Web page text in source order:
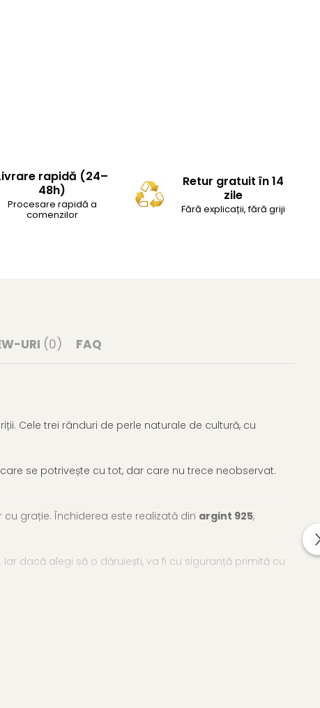
rapidă (24–
48h)
Procesare rapidă a
comenzilor
Retur gratuit în 14
zile
Fără explicații, fără griji
URI (0) FAQ
Cele trei rânduri de perle naturale de cultură, cu
se potrivește cu tot, dar care nu trece neobservat.
grație. Închiderea este realizată din argint 925,
dacă alegi să o dăruiești, va fi cu siguranță primită cu